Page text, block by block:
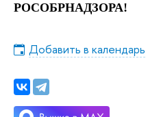
РОСОБРНАДЗОРА!
Добавить в календарь